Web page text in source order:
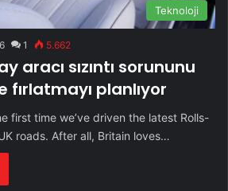
Teknoloji
1 5.662
aracı sızıntı sorununu
fırlatmayı planlıyor
first time we’ve driven the latest Rolls-
roads. After all, Britain loves…